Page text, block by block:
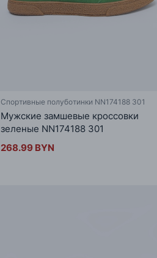
Спортивные полуботинки NN174188 301
Мужские замшевые кроссовки
зеленые NN174188 301
268.99 BYN